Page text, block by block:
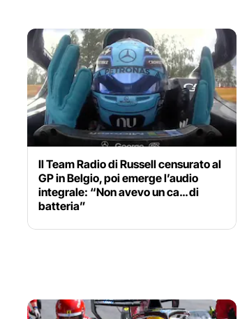
Il Team Radio di Russell censurato al
GP in Belgio, poi emerge l’audio
integrale: “Non avevo un ca… di
batteria”